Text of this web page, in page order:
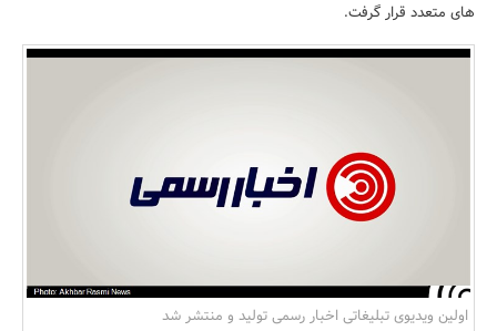
های متعدد قرار گرفت.
اولین ویدیوی تبلیغاتی اخبار رسمی تولید و منتشر شد